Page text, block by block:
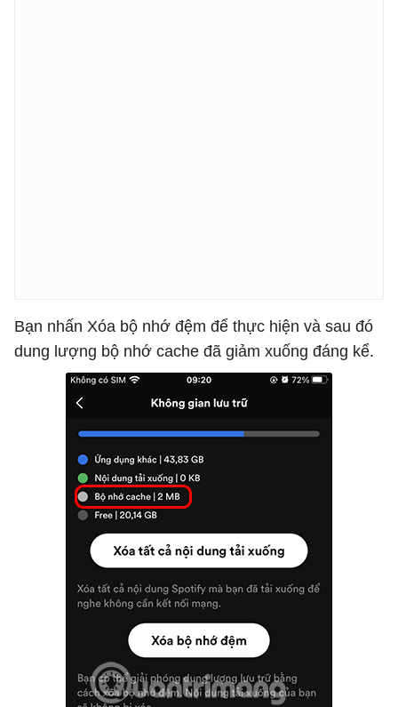
Bạn nhấn Xóa bộ nhớ đệm để thực hiện và sau đó
dung lượng bộ nhớ cache đã giảm xuống đáng kể.